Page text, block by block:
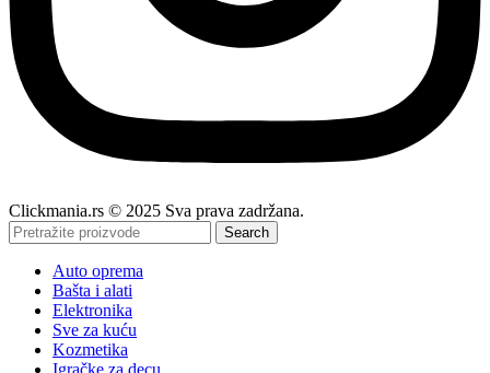
Clickmania.rs © 2025 Sva prava zadržana.
Search
Auto oprema
Bašta i alati
Elektronika
Sve za kuću
Kozmetika
Igračke za decu